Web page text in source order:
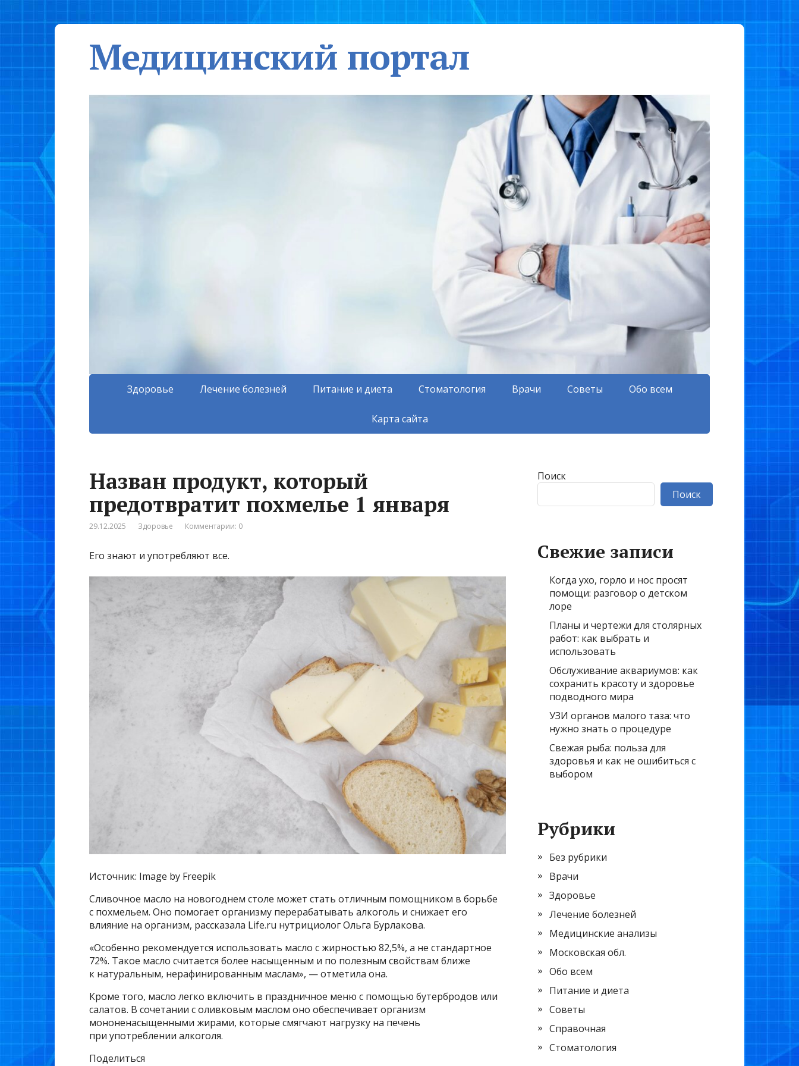
Медицинский портал
Здоровье Лечение болезней Питание и диета Стоматология Врачи Советы Обо всем
Карта сайта
Назван продукт, который
предотвратит похмелье 1 января
29.12.2025 Здоровье Комментарии: 0
Его знают и употребляют все.
Источник: Image by Freepik
Сливочное масло на новогоднем столе может стать отличным помощником в борьбе
с похмельем. Оно помогает организму перерабатывать алкоголь и снижает его
влияние на организм, рассказала Life.ru нутрициолог Ольга Бурлакова.
«Особенно рекомендуется использовать масло с жирностью 82,5%, а не стандартное
72%. Такое масло считается более насыщенным и по полезным свойствам ближе
к натуральным, нерафинированным маслам», — отметила она.
Кроме того, масло легко включить в праздничное меню с помощью бутербродов или
салатов. В сочетании с оливковым маслом оно обеспечивает организм
мононенасыщенными жирами, которые смягчают нагрузку на печень
при употреблении алкоголя.
Поделиться
Поиск
Поиск
Свежие записи
Когда ухо, горло и нос просят
помощи: разговор о детском
лоре
Планы и чертежи для столярных
работ: как выбрать и
использовать
Обслуживание аквариумов: как
сохранить красоту и здоровье
подводного мира
УЗИ органов малого таза: что
нужно знать о процедуре
Свежая рыба: польза для
здоровья и как не ошибиться с
выбором
Рубрики
Без рубрики
Врачи
Здоровье
Лечение болезней
Медицинские анализы
Московская обл.
Обо всем
Питание и диета
Советы
Справочная
Стоматология